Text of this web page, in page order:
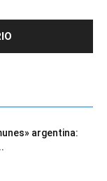
argentina: